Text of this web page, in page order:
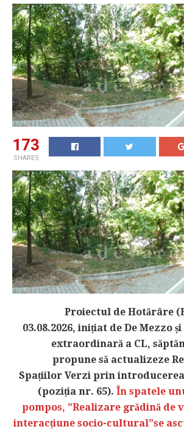
173
SHARES
Proiectul de Hotărâre
03.08.2026, inițiat de De Mezzo
extraordinară a CL,
propune să actualizeze
Spațiilor Verzi prin
(poziția nr. 65). În spatele
pompos, ”Realizare grădină de
interacțiune socio-cultural”se